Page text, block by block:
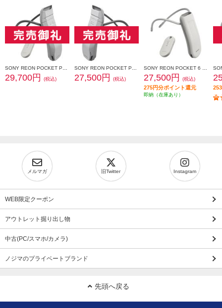
29,700円 (税込) 27,500円 (税込) 27,500円 (税込)
275円分ポイント還元
即納（在庫あり）
メルマガ 旧Twitter Instagram
WEB限定クーポン
アウトレット掘り出し物
中古(PC/スマホ/カメラ)
ノジマのプライベートブランド
先頭へ戻る